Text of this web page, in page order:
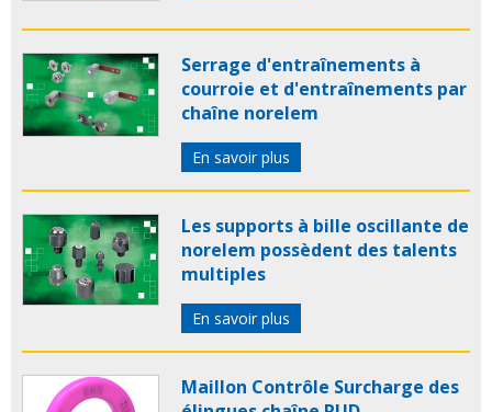
Serrage d'entraînements à
courroie et d'entraînements par
chaîne norelem
En savoir plus
Les supports à bille oscillante de
norelem possèdent des talents
multiples
En savoir plus
Maillon Contrôle Surcharge des